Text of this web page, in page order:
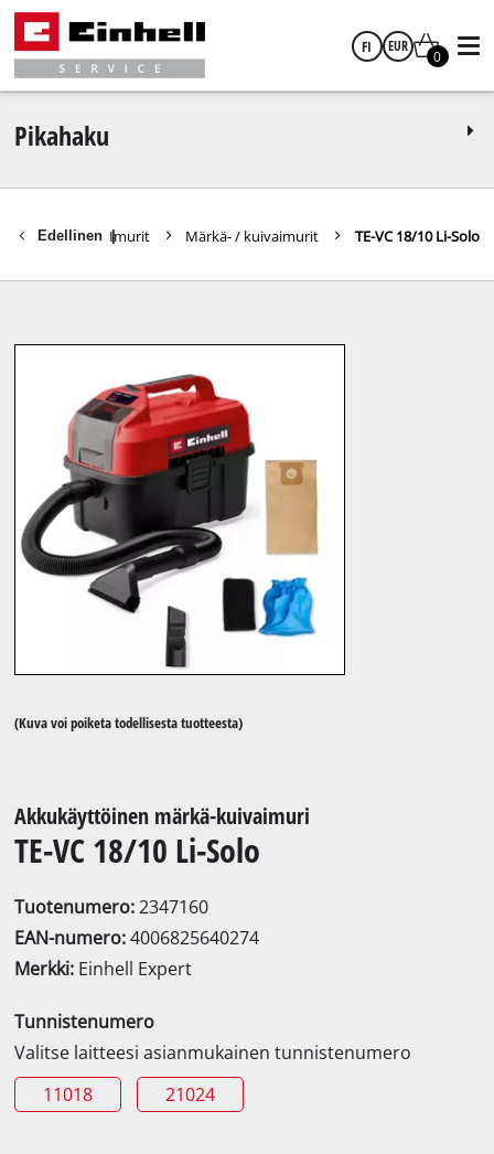
FI EUR
GBP
0
Pikahaku
Edellinen |
varaosat Imurit Märkä- / kuivaimurit TE-VC 18/10 Li-Solo
(Kuva voi poiketa todellisesta tuotteesta)
Akkukäyttöinen märkä-kuivaimuri
TE-VC 18/10 Li-Solo
Tuotenumero:2347160
EAN-numero:4006825640274
Merkki: Einhell Expert
Tunnistenumero
Valitse laitteesi asianmukainen tunnistenumero
11018
21024